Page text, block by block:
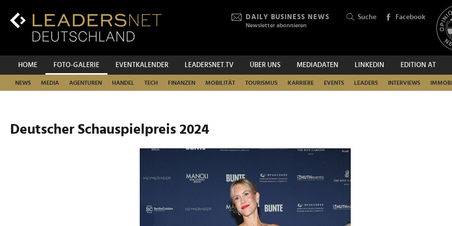
Inhalt
Hauptnavigation
DAILY BUSINESS NEWS
Newsletter abonnieren
Suche Facebook
HOME FOTO-GALERIE EVENTKALENDER LEADERSNET.TV ÜBER UNS MEDIADATEN LINKEDIN EDITION AT
NEWS MEDIA AGENTUREN HANDEL TECH FINANZEN MOBILITÄT TOURISMUS KARRIERE EVENTS LEADERS INTERVIEWS
SUCHEN
Deutscher Schauspielpreis 2024